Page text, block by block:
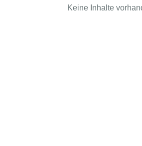
Keine Inhalte